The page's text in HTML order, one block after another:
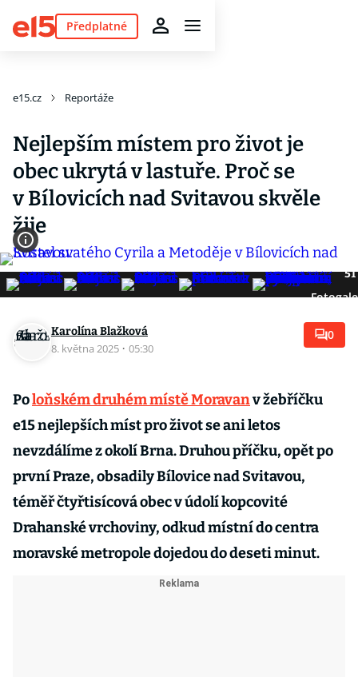
Předplatné
e15.cz Reportáže
Nejlepším místem pro život je
obec ukrytá v lastuře. Proč se
v Bílovicích nad Svitavou skvěle
žije
51
Karolína Blažková
8. května 2025 · 05:30
0
Poloňském druhém místě Moravanv žebříčku
e15 nejlepších míst pro život se ani letos
nevzdálíme z okolí Brna. Druhou příčku, opět po
první Praze, obsadily Bílovice nad Svitavou,
téměř čtyřtisícová obec v údolí kopcovité
Drahanské vrchoviny, odkud místní do centra
moravské metropole dojedou do deseti minut.